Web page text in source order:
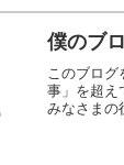
僕のブ
このブロ
事」を超え
みなさまの